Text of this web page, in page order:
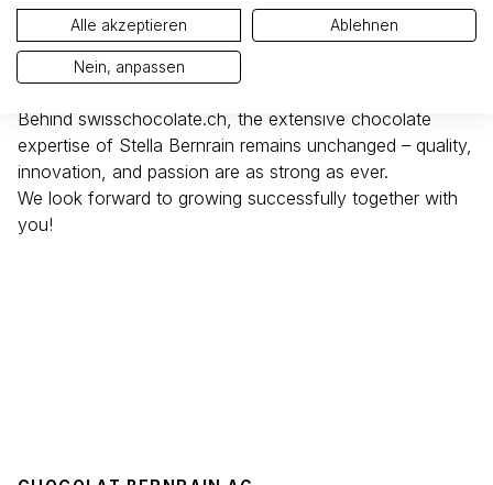
the brand name swisschocolate.ch. This way, we are
putting a stronger focus on our international orientation
in the Private Label sector and making our brand even
Behind swisschocolate.ch, the extensive chocolate
expertise of Stella Bernrain remains unchanged – quality,
innovation, and passion are as strong as ever.
We look forward to growing successfully together with
you!
Alle akzeptieren Ablehnen
Nein, anpassen